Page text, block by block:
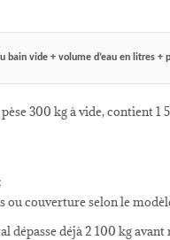
bain vide + volume d’eau en litres +
300 kg à vide, contient
ou couverture selon le
dépasse déjà 2 100 kg